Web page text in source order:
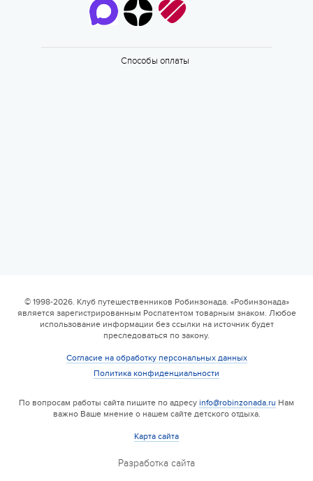
Способы оплаты
© 1998-2026. Клуб путешественников Робинзонада. «Робинзонада»
является зарегистрированным Роспатентом товарным знаком. Любое
использование информации без ссылки на источник будет
преследоваться по закону.
Согласие на обработку персональных данных
Политика конфиденциальности
По вопросам работы сайта пишите по адресу info@robinzonada.ru Нам
важно Ваше мнение о нашем сайте детского отдыха.
Карта сайта
Разработка сайта